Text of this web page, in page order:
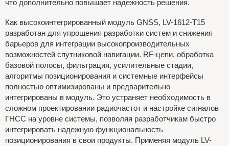
что дополнительно повышает надежность решения.
Как высокоинтегрированный модуль GNSS, LV-1612-T15
разработан для упрощения разработки систем и снижения
барьеров для интеграции высокопроизводительных
возможностей спутниковой навигации. RF-цепи, обработка
базовой полосы, фильтрация, усилительные стадии,
алгоритмы позиционирования и системные интерфейсы
полностью оптимизированы и предварительно
интегрированы в модуль. Это устраняет необходимость в
сложном проектировании радиочастот и настройке сигналов
ГНСС на уровне системы, позволяя разработчикам быстро
интегрировать надежную функциональность
позиционирования в свои продукты. Применяя модуль LV-